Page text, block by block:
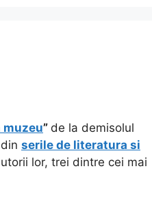
muzeu” de la demisolul
serile de literatura si
lor, trei dintre cei mai